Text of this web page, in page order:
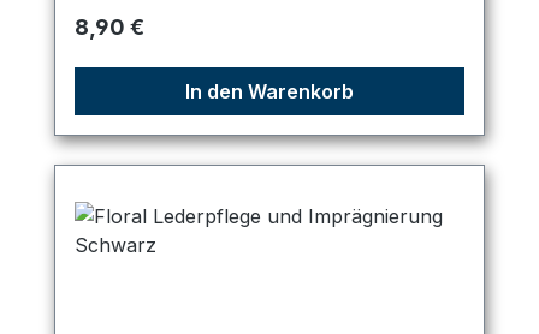
Regulärer Preis:
8,90 €
In den Warenkorb